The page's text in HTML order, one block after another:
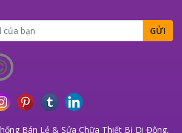
GỬI
Bán Lẻ & Sửa Chữa Thiết Bị Di Động,